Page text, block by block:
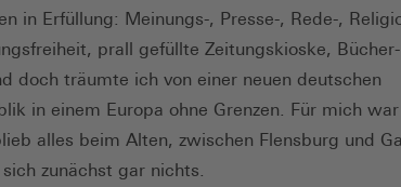
in Erfüllung: Meinungs-, Presse-, Rede-,
prall gefüllte Zeitungs­kioske,
doch träumte ich von einer neuen deutschen
in einem Europa ohne Grenzen. Für mich
alles beim Alten, zwischen Flensburg und
zunächst gar nichts.